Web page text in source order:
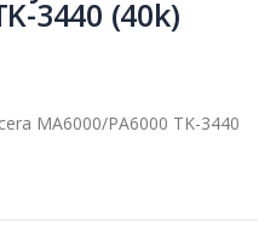
3440 (40k)
MA6000/PA6000 TK-3440